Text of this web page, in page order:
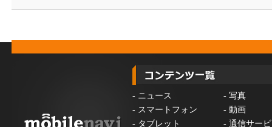
- ニュース - 写真
- スマートフォン - 動画
- タブレット - 通信サー